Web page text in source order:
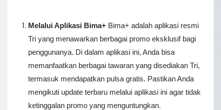
Melalui Aplikasi Bima+ Bima+ adalah aplikasi resmi
Tri yang menawarkan berbagai promo eksklusif bagi
penggunanya. Di dalam aplikasi ini, Anda bisa
memanfaatkan berbagai tawaran yang disediakan Tri,
termasuk mendapatkan pulsa gratis. Pastikan Anda
mengikuti update terbaru melalui aplikasi ini agar tidak
ketinggalan promo yang menguntungkan.